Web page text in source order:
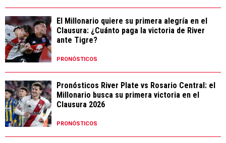
El Millonario quiere su primera alegría en el
Clausura: ¿Cuánto paga la victoria de River
ante Tigre?
PRONÓSTICOS
Pronósticos River Plate vs Rosario Central: el
Millonario busca su primera victoria en el
Clausura 2026
PRONÓSTICOS